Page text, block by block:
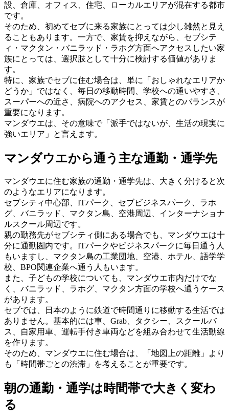
設、倉庫、オフィス、住宅、ローカルエリアが混在する都市
です。
そのため、初めてセブに来る家族にとっては少し雑然と見え
ることもあります。一方で、家賃を抑えながら、セブシテ
ィ・マクタン・バニラッド・ラホグ方面へアクセスしたい家
族にとっては、選択肢として十分に検討する価値がありま
す。
特に、家族でセブに住む場合は、単に「おしゃれなエリアか
どうか」ではなく、毎日の移動時間、学校への通いやすさ、
スーパーへの近さ、病院へのアクセス、家賃とのバランスが
重要になります。
マンダウエは、その意味で「派手ではないが、生活の現実に
強いエリア」と言えます。
マンダウエから通う主な通勤・通学先
マンダウエに住む家族の通勤・通学先は、大きく分けると次
のようなエリアになります。
セブシティ中心部、ITパーク、セブビジネスパーク、ラホ
グ、バニラッド、マクタン島、空港周辺、インターナショナ
ルスクール周辺です。
親の勤務先がセブシティ側にある場合でも、マンダウエは十
分に通勤圏内です。ITパークやビジネスパークに毎日通う人
もいますし、マクタン島の工業団地、空港、ホテル、語学学
校、BPO関連企業へ通う人もいます。
また、子どもの学校についても、マンダウエ市内だけでな
く、バニラッド、ラホグ、マクタン方面の学校へ通うケース
があります。
セブでは、日本のように鉄道で時間通りに移動する生活では
ありません。基本的には車、Grab、タクシー、スクールバ
ス、自家用車、運転手付き車両などを組み合わせて生活動線
を作ります。
そのため、マンダウエに住む場合は、「地図上の距離」より
も「時間帯ごとの渋滞」を考えることが重要です。
朝の通勤・通学は時間帯で大きく変わ
る